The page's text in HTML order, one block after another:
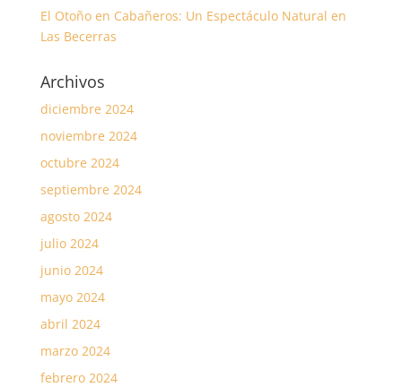
El Otoño en Cabañeros: Un Espectáculo Natural en
Las Becerras
Archivos
diciembre 2024
noviembre 2024
octubre 2024
septiembre 2024
agosto 2024
julio 2024
junio 2024
mayo 2024
abril 2024
marzo 2024
febrero 2024